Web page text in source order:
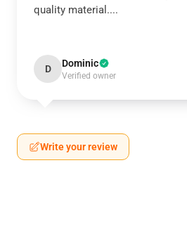
quality material....
D Dominic
Verified owner
Write your review